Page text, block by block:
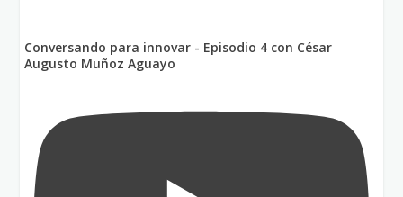
Conversando para innovar - Episodio 4 con César
Augusto Muñoz Aguayo